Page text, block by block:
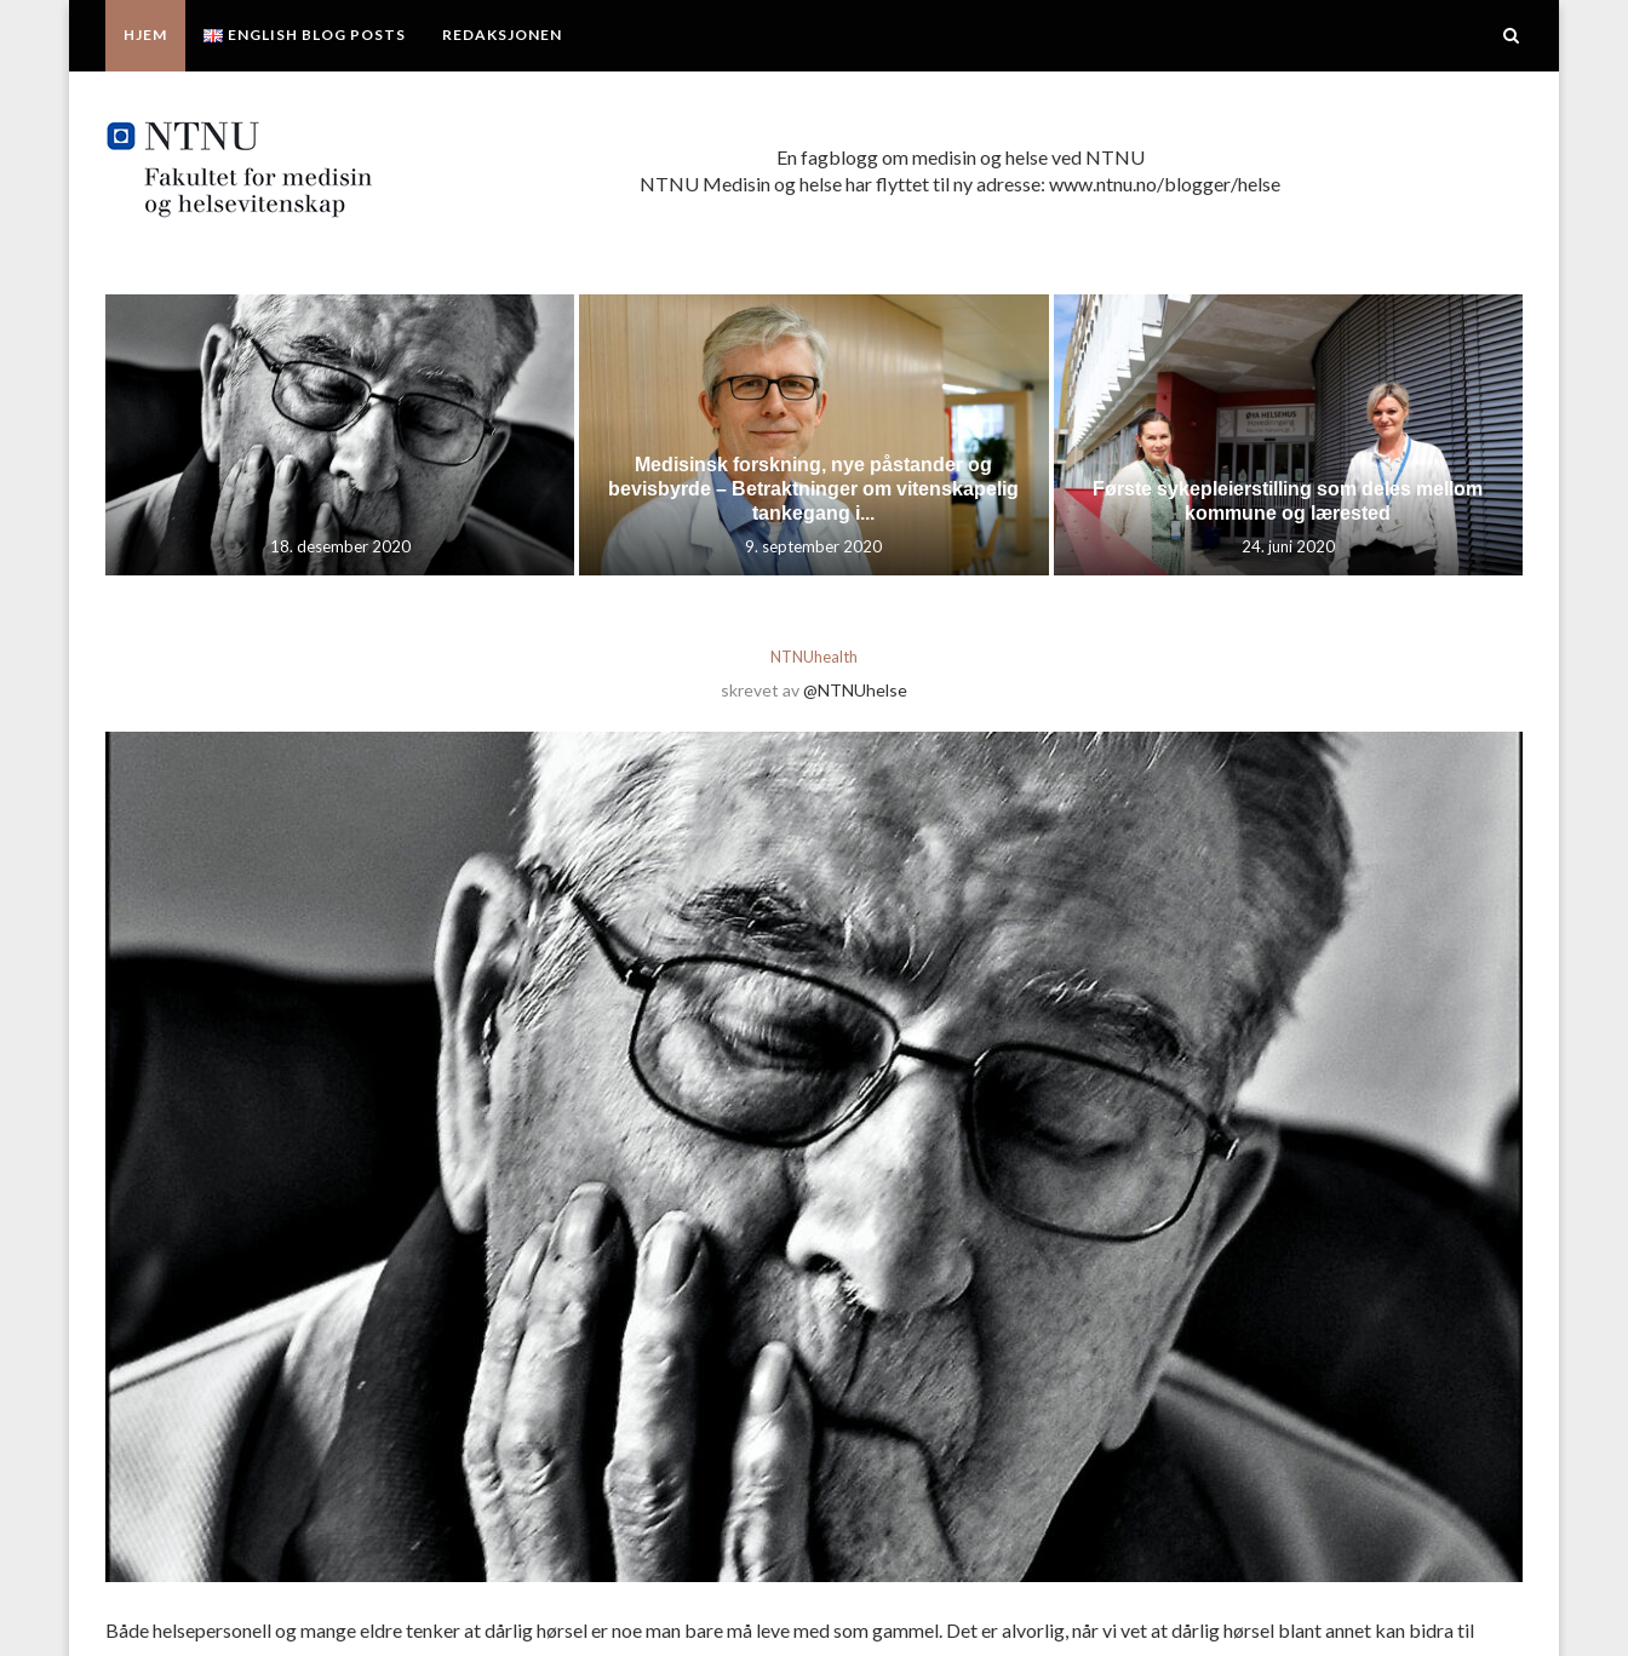
HJEM ENGLISH BLOG POSTS REDAKSJONEN
En fagblogg om medisin og helse ved NTNU
NTNU Medisin og helse har flyttet til ny adresse: www.ntnu.no/blogger/helse
18. desember 2020
Medisinsk forskning, nye påstander og
bevisbyrde – Betraktninger om vitenskapelig
tankegang i...
9. september 2020
Første sykepleierstilling som deles mellom
kommune og lærested
24. juni 2020
NTNUhealth
skrevet av@NTNUhelse
Både helsepersonell og mange eldre tenker at dårlig hørsel er noe man bare må leve med som gammel. Det er alvorlig, når vi vet at dårlig hørsel blant annet kan bidra til